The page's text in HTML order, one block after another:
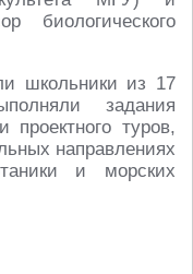
биологического
школьники из 17
задания
проектного туров,
направлениях
и морских